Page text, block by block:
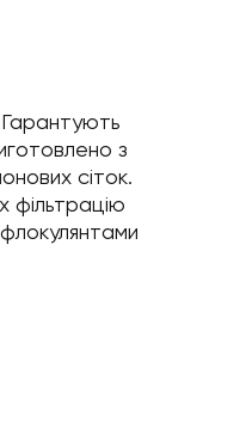
з
сіток.
фільтрацію